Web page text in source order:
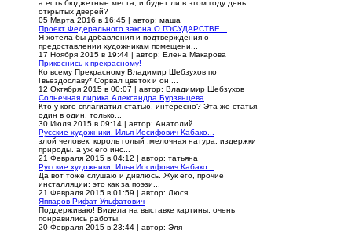
а есть бюджетные места, и будет ли в этом году день
открытых дверей?
05 Марта 2016 в 16:45 | автор: маша
Проект Федерального закона О ГОСУДАРСТВЕ...
Я хотела бы добавления и подтверждения о
предоставлении художникам помещени...
17 Ноября 2015 в 19:44 | автор: Елена Макарова
Прикоснись к прекрасному!
Ко всему Прекрасному Владимир Шебзухов по
Гвьездославу* Сорвал цветок и он ...
12 Октября 2015 в 00:07 | автор: Владимир Шебзухов
Солнечная лирика Александра Бурзянцева
Кто у кого сплагиатил статью, интересно? Эта же статья,
один в один, только...
30 Июля 2015 в 09:14 | автор: Анатолий
Русские художники. Илья Иосифович Кабако...
злой человек. король голый .мелочная натура. издержки
природы. а уж его инс...
21 Февраля 2015 в 04:12 | автор: татьяна
Русские художники. Илья Иосифович Кабако...
Да вот тоже слушаю и дивлюсь. Жук его, прочие
инсталляции: это как за поэзи...
21 Февраля 2015 в 01:59 | автор: Люся
Яппаров Рифат Ульфатович
Поддерживаю! Видела на выставке картины, очень
понравились работы.
20 Февраля 2015 в 23:44 | автор: Эля